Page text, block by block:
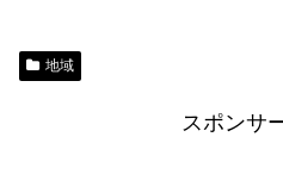
地域
スポンサ